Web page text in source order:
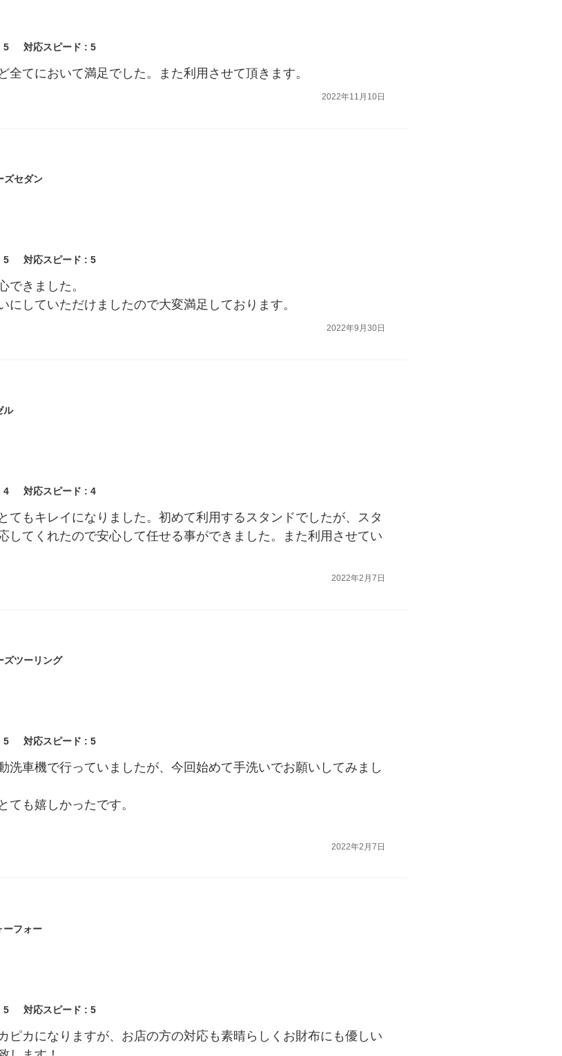
5 対応スピード : 5
全てにおいて満足でした。また利用させて頂きます。
2022年11月10日
ズセダン
5 対応スピード : 5
できました。
にしていただけましたので大変満足しております。
2022年9月30日
ル
4 対応スピード : 4
てもキレイになりました。初めて利用するスタンドでしたが、スタ
してくれたので安心して任せる事ができました。また利用させてい
2022年2月7日
ズツーリング
5 対応スピード : 5
洗車機で行っていましたが、今回始めて手洗いでお願いしてみまし
ても嬉しかったです。
2022年2月7日
ーフォー
5 対応スピード : 5
ピカになりますが、お店の方の対応も素晴らしくお財布にも優しい